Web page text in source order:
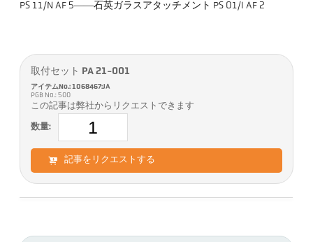
PS 11/N AF 5――石英ガラスアタッチメント PS 01/I AF 2
取付セット PA 21-001
アイテムNo.: 1068467:JA
PGB No.: 500
この記事は弊社からリクエストできます
数量:
記事をリクエストする